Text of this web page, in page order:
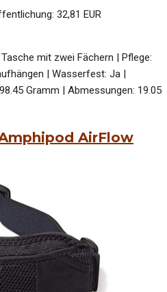
32,81 EUR
mit zwei Fächern | Pflege:
| Wasserfest: Ja |
Gramm | Abmessungen: 19.05
AirFlow